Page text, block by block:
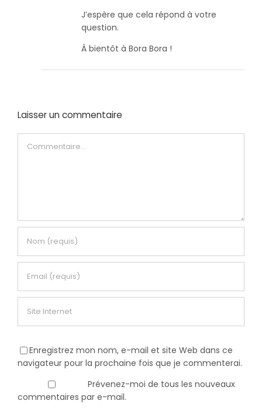
J’espère que cela répond à votre
question.
À bientôt à Bora Bora !
Laisser un commentaire
Enregistrez mon nom, e-mail et site Web dans ce
navigateur pour la prochaine fois que je commenterai.
Prévenez-moi de tous les nouveaux
commentaires par e-mail.